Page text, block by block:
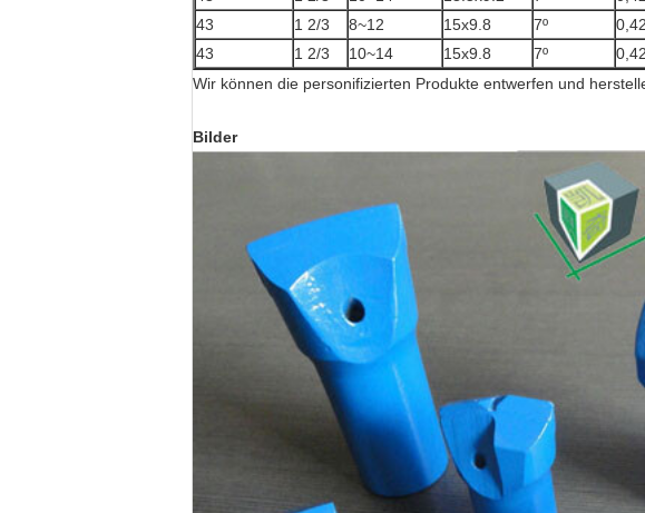
43
1 2/3 8~12 15x9.8 7º 0,42
43
1 2/3 10~14 15x9.8 7º 0,42
Wir können die personifizierten Produkte entwerfen und
Bilder